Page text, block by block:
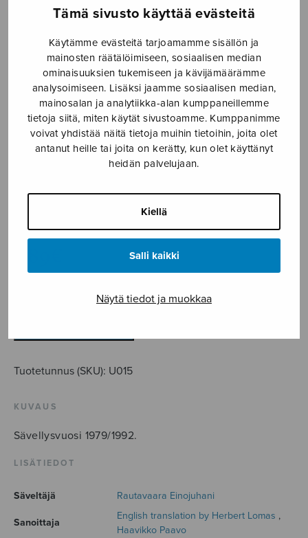
Tämä sivusto käyttää evästeitä
Käytämme evästeitä tarjoamamme sisällön ja
mainosten räätälöimiseen, sosiaalisen median
ominaisuuksien tukemiseen ja kävijämäärämme
analysoimiseen. Lisäksi jaamme sosiaalisen median,
mainosalan ja analytiikka-alan kumppaneillemme
tietoja siitä, miten käytät sivustoamme. Kumppanimme
voivat yhdistää näitä tietoja muihin tietoihin, joita olet
antanut heille tai joita on kerätty, kun olet käyttänyt
heidän palvelujaan.
Kiellä
Salli kaikki
Näytä tiedot ja muokkaa
› Nuottikauppa › Mieskuoro › Lehdet
Lehdet lehtiä
Tuotetunnus (SKU): U015
KUVAUS
Sävellysvuosi 1979/1992.
LISÄTIEDOT
Säveltäjä Rautavaara Einojuhani
Sanoittaja
English translation by Herbert Lomas ,
Haavikko Paavo